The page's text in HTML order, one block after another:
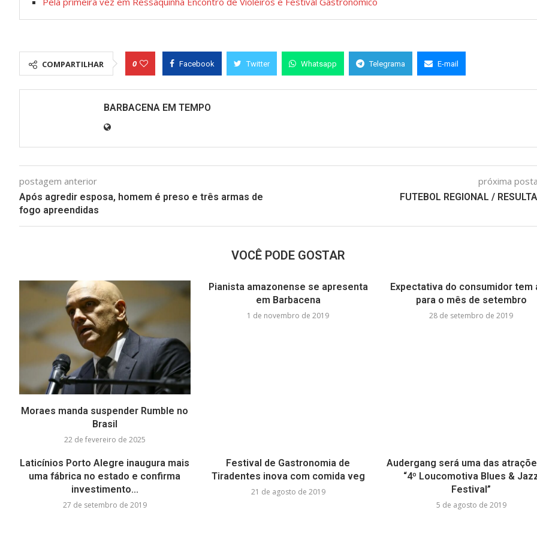
COMPARTILHAR 0 Facebook Twitter Whatsapp Telegrama E-mail
BARBACENA EM TEMPO
postagem anterior
Após agredir esposa, homem é preso e três armas de
fogo apreendidas
próxima
FUTEBOL REGIONAL /
VOCÊ PODE GOSTAR
Moraes manda suspender Rumble no
Brasil
22 de fevereiro de 2025
Pianista amazonense se apresenta
em Barbacena
1 de novembro de 2019
Expectativa do consumidor tem
para o mês de setembro
28 de setembro de 2019
Laticínios Porto Alegre inaugura mais
uma fábrica no estado e confirma
investimento...
27 de setembro de 2019
Festival de Gastronomia de
Tiradentes inova com comida veg
21 de agosto de 2019
Audergang será uma das
“4º Loucomotiva Blues &
Festival”
5 de agosto de 2019